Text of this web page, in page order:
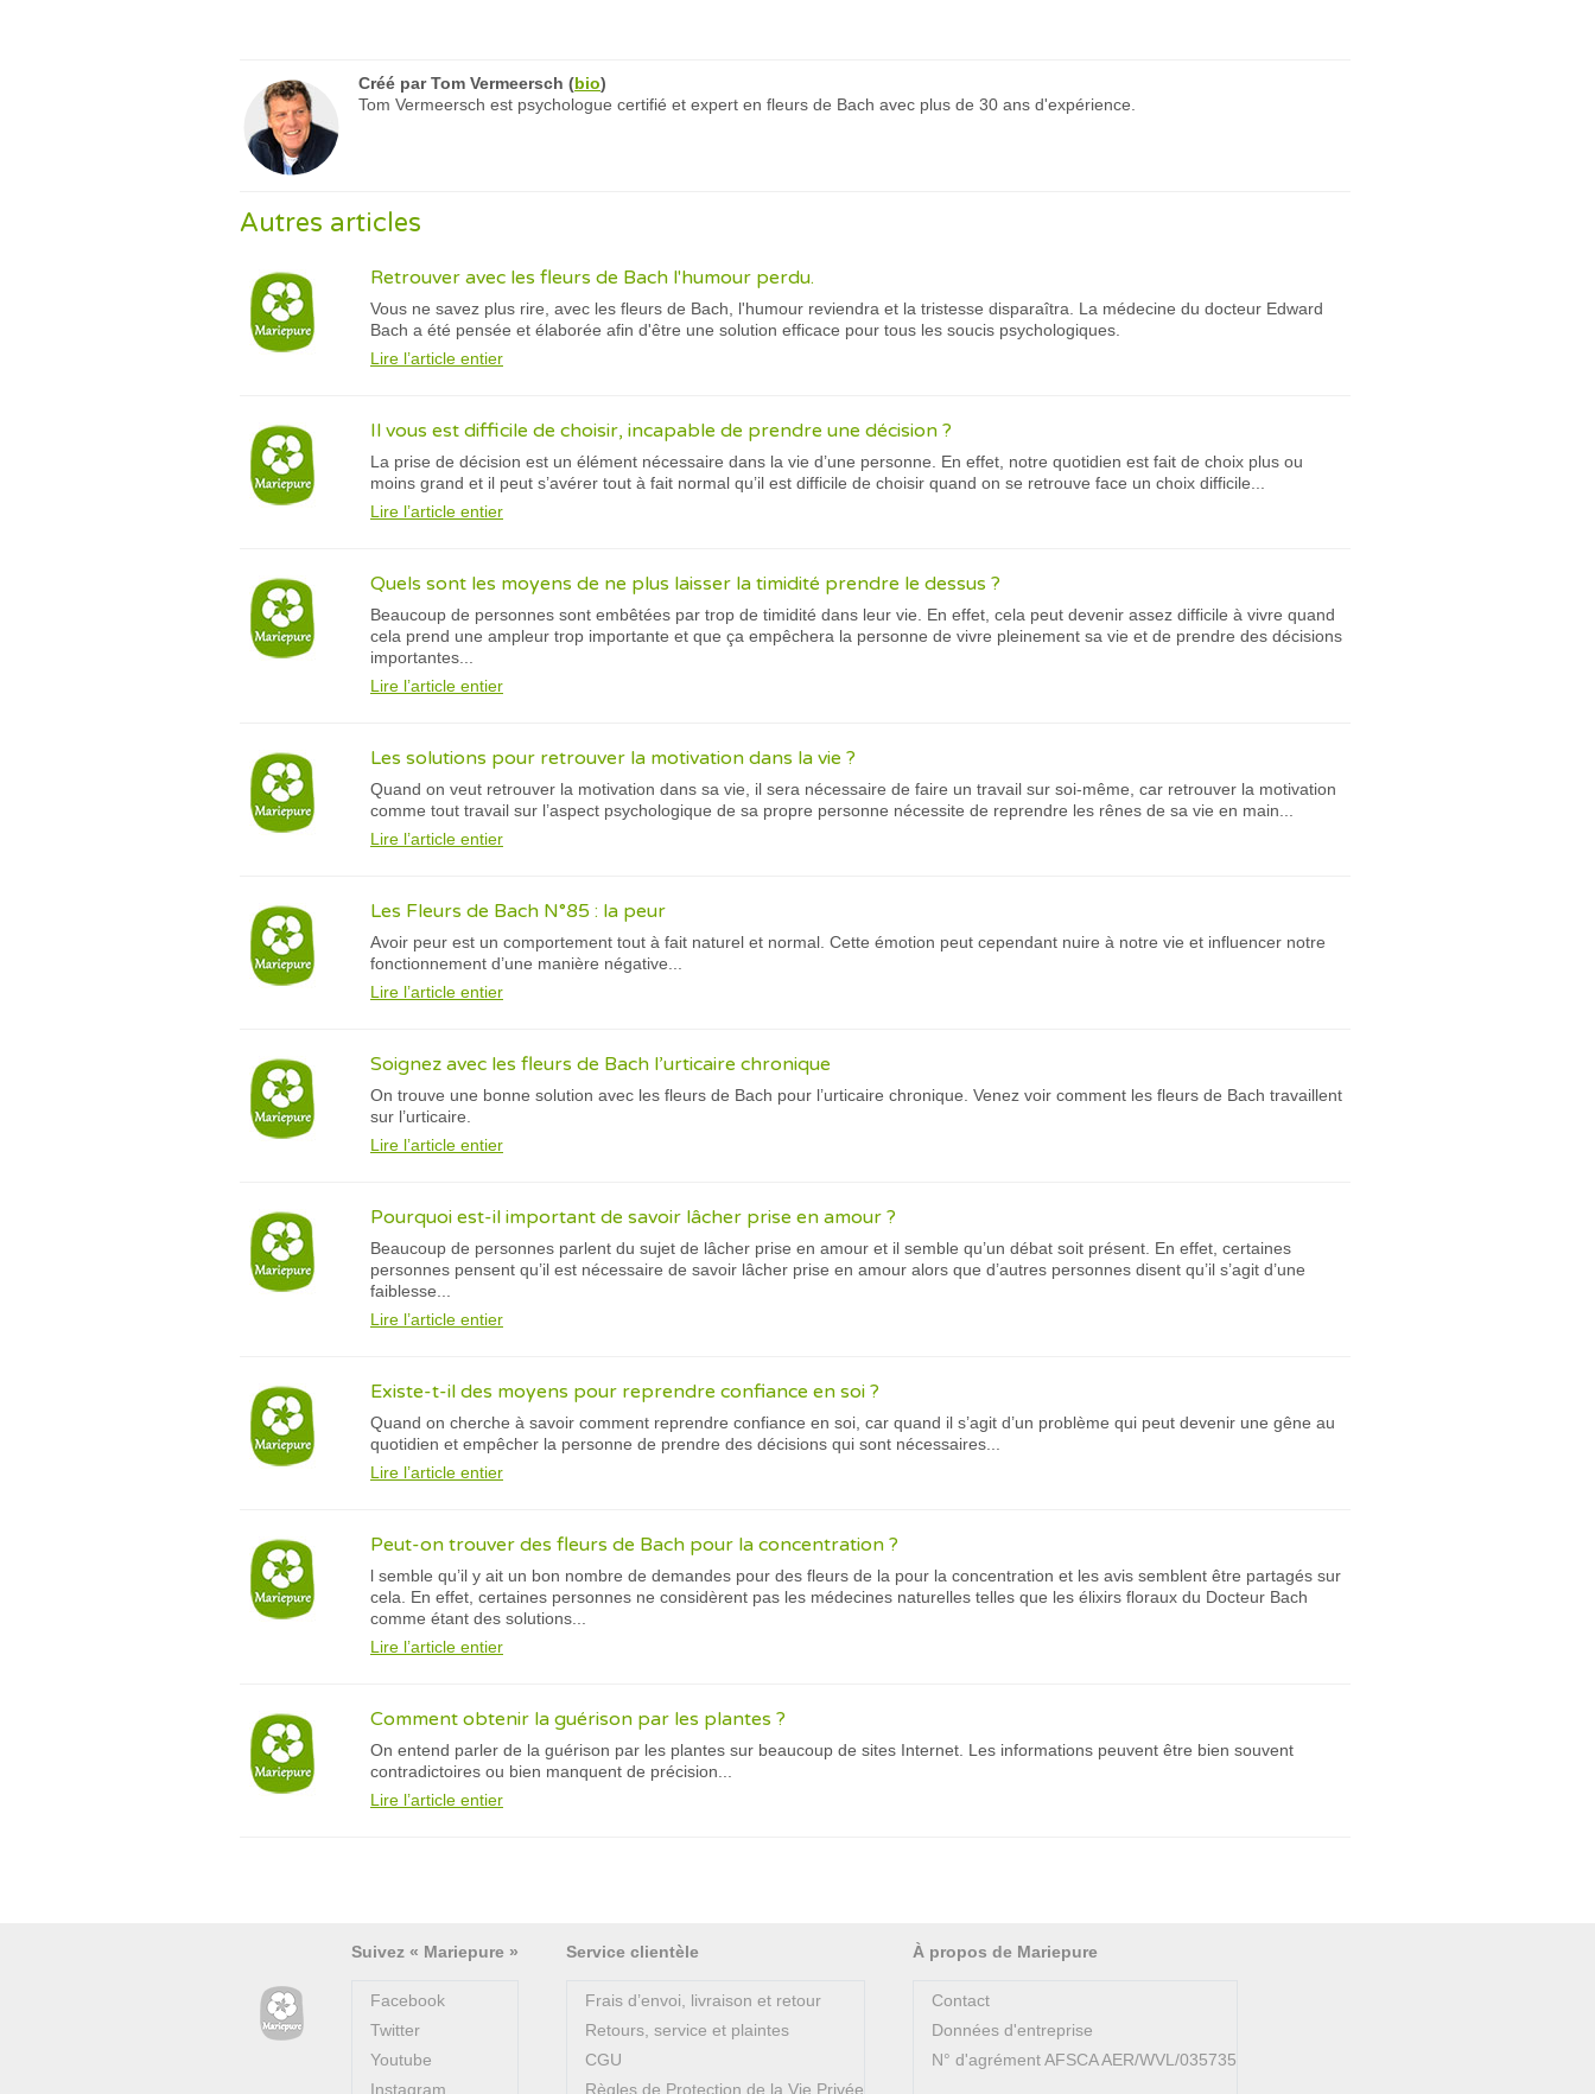
Créé parTom Vermeersch (bio)
Tom Vermeersch est psychologue certifié et expert en fleurs de Bach avec plus de 30 ans d'expérience.
Autres articles
Retrouver avec les fleurs de Bach l'humour perdu.
Vous ne savez plus rire, avec les fleurs de Bach, l'humour reviendra et la tristesse disparaîtra. La médecine du docteur Edward
Bach a été pensée et élaborée afin d'être une solution efficace pour tous les soucis psychologiques.
Lire l’article entier
Il vous est difficile de choisir, incapable de prendre une décision ?
La prise de décision est un élément nécessaire dans la vie d’une personne. En effet, notre quotidien est fait de choix plus ou
moins grand et il peut s’avérer tout à fait normal qu’il est difficile de choisir quand on se retrouve face un choix difficile...
Lire l’article entier
Quels sont les moyens de ne plus laisser la timidité prendre le dessus ?
Beaucoup de personnes sont embêtées par trop de timidité dans leur vie. En effet, cela peut devenir assez difficile à vivre quand
cela prend une ampleur trop importante et que ça empêchera la personne de vivre pleinement sa vie et de prendre des décisions
importantes...
Lire l’article entier
Les solutions pour retrouver la motivation dans la vie ?
Quand on veut retrouver la motivation dans sa vie, il sera nécessaire de faire un travail sur soi-même, car retrouver la motivation
comme tout travail sur l’aspect psychologique de sa propre personne nécessite de reprendre les rênes de sa vie en main...
Lire l’article entier
Les Fleurs de Bach N°85 : la peur
Avoir peur est un comportement tout à fait naturel et normal. Cette émotion peut cependant nuire à notre vie et influencer notre
fonctionnement d’une manière négative...
Lire l’article entier
Soignez avec les fleurs de Bach l’urticaire chronique
On trouve une bonne solution avec les fleurs de Bach pour l’urticaire chronique. Venez voir comment les fleurs de Bach travaillent
sur l’urticaire.
Lire l’article entier
Pourquoi est-il important de savoir lâcher prise en amour ?
Beaucoup de personnes parlent du sujet de lâcher prise en amour et il semble qu’un débat soit présent. En effet, certaines
personnes pensent qu’il est nécessaire de savoir lâcher prise en amour alors que d’autres personnes disent qu’il s’agit d’une
faiblesse...
Lire l’article entier
Existe-t-il des moyens pour reprendre confiance en soi ?
Quand on cherche à savoir comment reprendre confiance en soi, car quand il s’agit d’un problème qui peut devenir une gêne au
quotidien et empêcher la personne de prendre des décisions qui sont nécessaires...
Lire l’article entier
Peut-on trouver des fleurs de Bach pour la concentration ?
l semble qu’il y ait un bon nombre de demandes pour des fleurs de la pour la concentration et les avis semblent être partagés sur
cela. En effet, certaines personnes ne considèrent pas les médecines naturelles telles que les élixirs floraux du Docteur Bach
comme étant des solutions...
Lire l’article entier
Comment obtenir la guérison par les plantes ?
On entend parler de la guérison par les plantes sur beaucoup de sites Internet. Les informations peuvent être bien souvent
contradictoires ou bien manquent de précision...
Lire l’article entier
Suivez « Mariepure »
Facebook
Twitter
Youtube
Instagram
Service clientèle
Frais d’envoi, livraison et retour
Retours, service et plaintes
CGU
Règles de Protection de la Vie Privée
À propos de Mariepure
Contact
Données d'entreprise
N° d'agrément AFSCA AER/WVL/035735